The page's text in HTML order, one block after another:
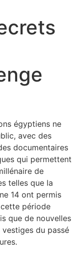
égyptiens ne
avec des
documentaires
qui permettent
de
telles que la
14 ont permis
période
que de nouvelles
du passé